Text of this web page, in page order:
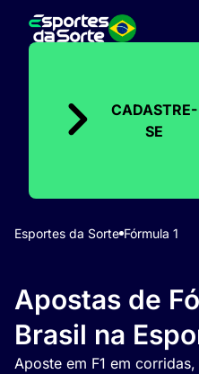
CADASTRE-
SE
Esportes da Sorte Fórmula 1
Apostas de
Brasil na
Aposte em F1 em